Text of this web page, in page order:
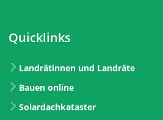
auszublenden
bis 17:30 Uhr
Quicklinks
Landrätinnen und Landräte
Bauen online
Solardachkataster